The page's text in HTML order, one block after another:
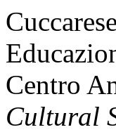
Centro
Cultural